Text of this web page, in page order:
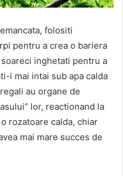
folositi
pentru a crea o bariera
inghetati pentru a
i mai intai sub apa calda
au organe de
lor, reactionand la
rozatoare calda, chiar
mai mare succes de